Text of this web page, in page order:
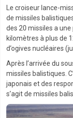
Le croiseur lance-
de missiles
des 20 missiles a
kilomètres à plus de
d’ogives nucléaires
Après l’arrivée du
missiles balistiques.
japonais et des
s’agit de missiles